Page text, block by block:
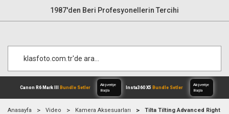
1987'den Beri Profesyonellerin Tercihi
Anasayfa Video Kamera Aksesuarları Tilta Tilting Advanced Right